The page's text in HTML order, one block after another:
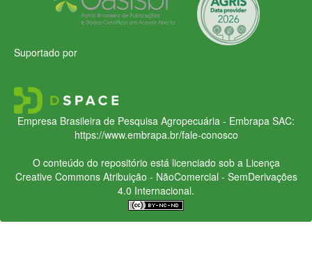
Suportado por
Empresa Brasileira de Pesquisa Agropecuária - Embrapa SAC:
https://www.embrapa.br/fale-conosco
O conteúdo do repositório está licenciado sob a Licença
Creative CommonsAtribuição - NãoComercial - SemDerivações
4.0 Internacional.